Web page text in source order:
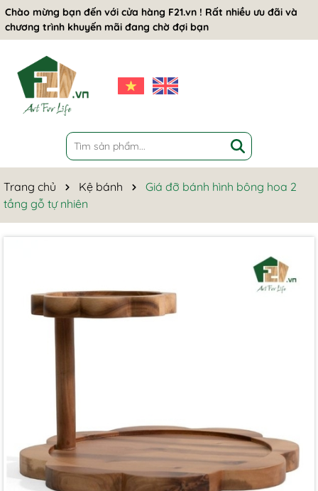
Chào mừng bạn đến với cửa hàng F21.vn ! Rất nhiều ưu đãi và
chương trình khuyến mãi đang chờ đợi bạn
Trang chủ Kệ bánh
Giá đỡ bánh hình bông hoa 2
tầng gỗ tự nhiên